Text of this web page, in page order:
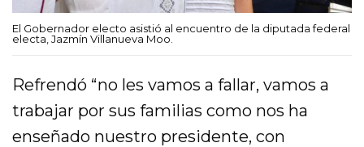
El Gobernador electo asistió al encuentro de la diputada federal
electa, Jazmín Villanueva Moo.
Refrendó “no les vamos a fallar, vamos a
trabajar por sus familias como nos ha
enseñado nuestro presidente, con